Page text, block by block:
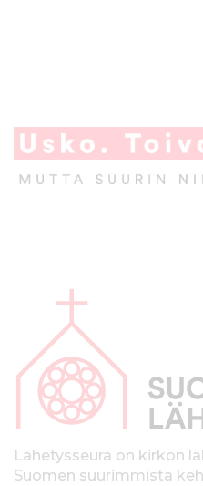
p
kLähetysseura on kirkon
Suomen suurimmista